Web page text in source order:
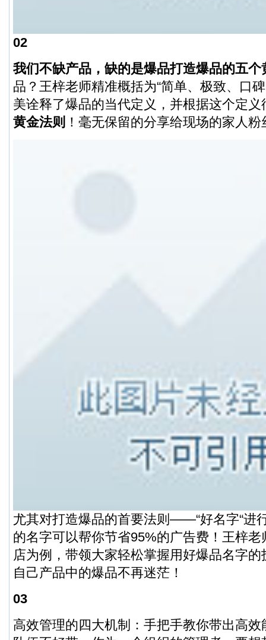
02
我们不缺产品，缺的是爆品打造爆品的五个
品？王梓老师精准概括为“简单、极致、口
美诠释了爆品的当代定义，并根据这个定义
黄金法则 ！毫无保留的分享给现场的家人粉
尤其对打造爆品的首要法则——“好名字“进
的名字可以帮你节省95%的广告费！王梓
店为例，带领大家轻松掌握用好爆品名字
自己产品中的爆品不再迷茫！
03
高效管理的四大机制：手把手教你带出高